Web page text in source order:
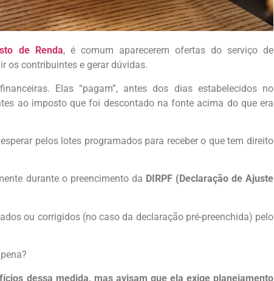
de Renda, é comum aparecerem ofertas do serviço de
os contribuintes e gerar dúvidas.
Elas “pagam”, antes dos dias estabelecidos no
ao imposto que foi descontado na fonte acima do que era
pelos lotes programados para receber o que tem direito
durante o preencimento da DIRPF (Declaração de Ajuste
ou corrigidos (no caso da declaração pré-preenchida) pelo
dessa medida, mas avisam que ela exige planejamento